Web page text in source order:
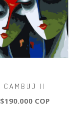
CAMBUJ II
$190.000 COP